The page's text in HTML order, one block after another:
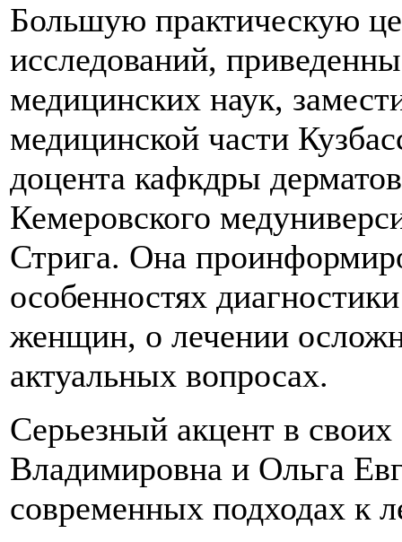
Большую практическую
исследований,
медицинских наук,
медицинской части
доцента кафкдры
Кемеровского
Стрига. Она
особенностях
женщин, о лечении
актуальных вопросах.
Серьезный акцент в
Владимировна и Ольга
современных подходах к